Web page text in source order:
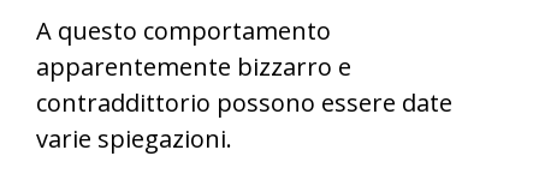
A questo comportamento
apparentemente bizzarro e
contraddittorio possono essere date
varie spiegazioni.